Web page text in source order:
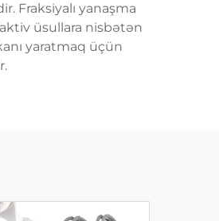
Fraksiyalı yanaşma
üsullara nisbətən
yaratmaq üçün